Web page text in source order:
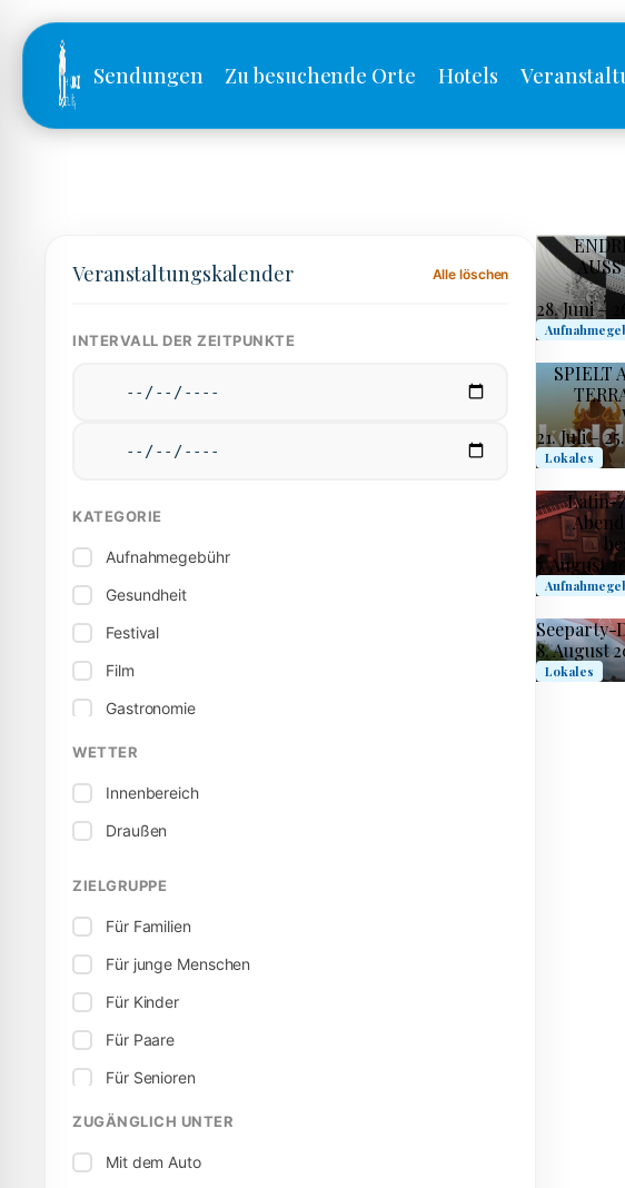
Sendungen Zu besuchende Orte Hotels
Veranstaltungskalender Alle löschen
INTERVALL DER ZEITPUNKTE
KATEGORIE
Aufnahmegebühr
Gesundheit
Festival
Film
Gastronomie
Kind / Familie
Lokales
Kostenlos
Ausgewählte Ereignisse
Kultur
Sport
Freilichtbühne
Theater
Territorium
Feierlichkeiten
Wellness
WETTER
Innenbereich
Draußen
ZIELGRUPPE
Für Familien
Für junge Menschen
Für Kinder
Für Paare
Für Senioren
ZUGÄNGLICH UNTER
Mit dem Auto
28. Juni –
SPIELT
21. Juli –
Lokales
Latin-
7. August
Seeparty-
8. August
Lokales